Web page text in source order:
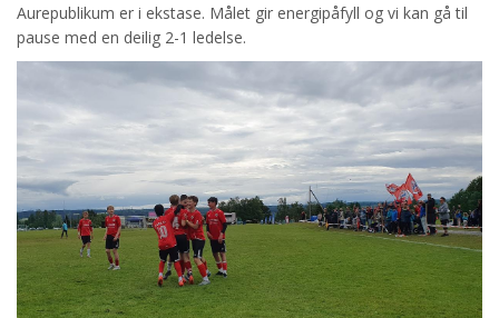
Aurepublikum er i ekstase. Målet gir energipåfyll og vi kan gå til
pause med en deilig 2-1 ledelse.